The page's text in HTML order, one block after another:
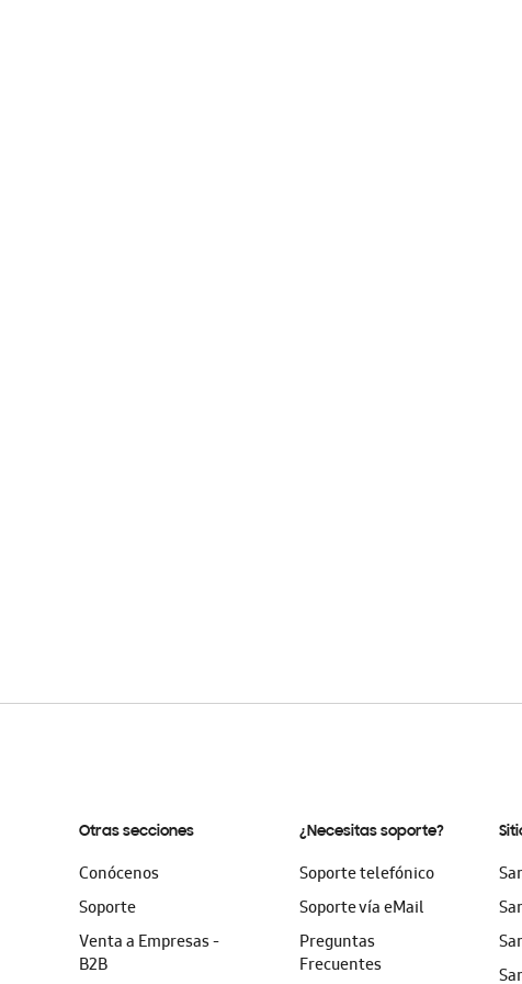
Otras secciones
Conócenos
Soporte
Venta a Empresas -
B2B
¿Necesitas soporte?
Soporte telefónico
Soporte vía eMail
Preguntas
Frecuentes